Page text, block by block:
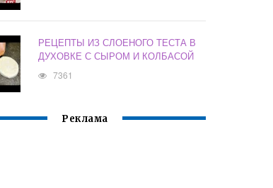
РЕЦЕПТЫ ИЗ СЛОЕНОГО ТЕСТА В
ДУХОВКЕ С СЫРОМ И КОЛБАСОЙ
7361
Реклама